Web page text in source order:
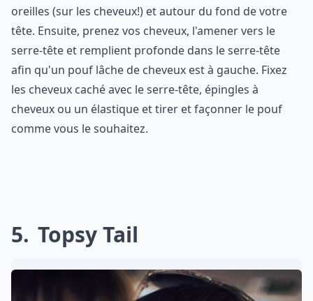
oreilles (sur les cheveux!) et autour du fond de votre
tête. Ensuite, prenez vos cheveux, l'amener vers le
serre-tête et remplient profonde dans le serre-tête
afin qu'un pouf lâche de cheveux est à gauche. Fixez
les cheveux caché avec le serre-tête, épingles à
cheveux ou un élastique et tirer et façonner le pouf
comme vous le souhaitez.
5 Topsy Tail